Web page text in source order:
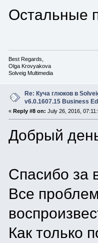
Остальные
Best Regards,
Olga Krovyakova
Solveig Multimedia
Re: Куча глюков в
v6.0.1607.15 Business
« Reply #8 on: July 26, 2016,
Добрый
Спасибо за
Все
Как только